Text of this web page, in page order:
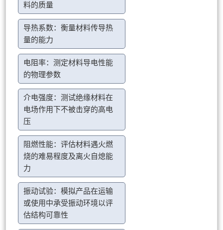
料的质量
导热系数：衡量材料传导热
量的能力
电阻率：测定材料导电性能
的物理参数
介电强度：测试绝缘材料在
电场作用下不被击穿的高电
压
阻燃性能：评估材料遇火燃
烧的难易程度及离火自熄能
力
振动试验：模拟产品在运输
或使用中承受振动环境以评
估结构可靠性